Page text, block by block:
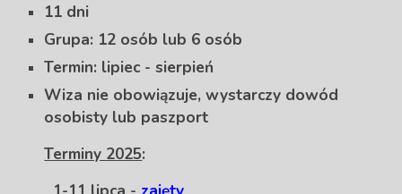
11 dni
Grupa: 12 osób lub 6 osób
Termin: lipiec - sierpień
Wiza nie obowiązuje, wystarczy dowód
osobisty lub paszport
Terminy 2025: